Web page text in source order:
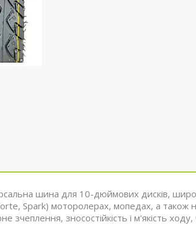
шина для 10-дюймових дисків,
Spark) моторолерах, мопедах, а також
зчеплення, зносостійкість і м'якість